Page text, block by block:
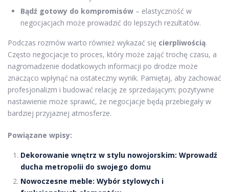
Bądź gotowy do kompromisów – elastyczność w
negocjacjach może prowadzić do lepszych rezultatów.
Podczas rozmów warto również wykazać się cierpliwością.
Często negocjacje to proces, który może zająć trochę czasu, a
nagromadzenie dodatkowych informacji po drodze może
znacząco wpłynąć na ostateczny wynik. Pamiętaj, aby zachować
profesjonalizm i budować relację ze sprzedającym; pozytywne
nastawienie może sprawić, że negocjacje będą przebiegały w
bardziej przyjaznej atmosferze.
Powiązane wpisy:
Dekorowanie wnętrz w stylu nowojorskim: Wprowadź
ducha metropolii do swojego domu
Nowoczesne meble: Wybór stylowych i